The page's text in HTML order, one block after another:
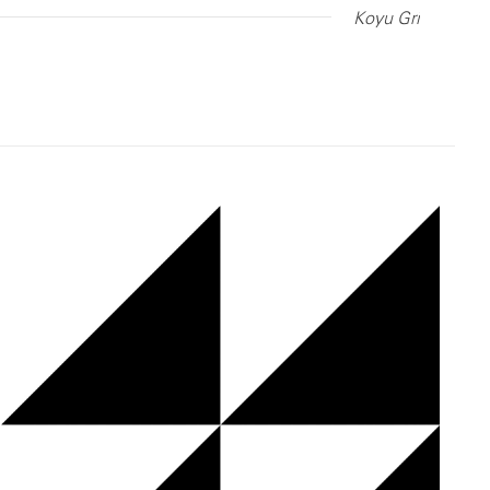
Koyu Gri